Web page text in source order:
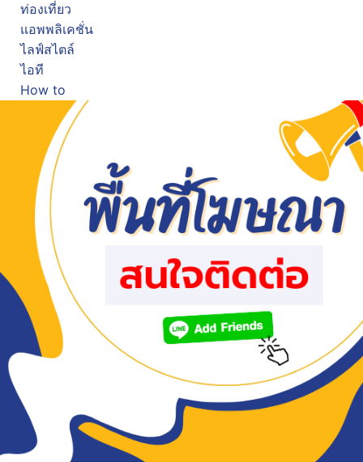
ท่องเที่ยว
แอพพลิเคชั่น
ไลฟ์สไตล์
ไอที
How to